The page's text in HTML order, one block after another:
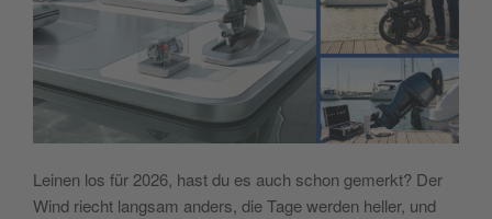
Leinen los für 2026, hast du es auch schon gemerkt? Der
Wind riecht langsam anders, die Tage werden heller, und